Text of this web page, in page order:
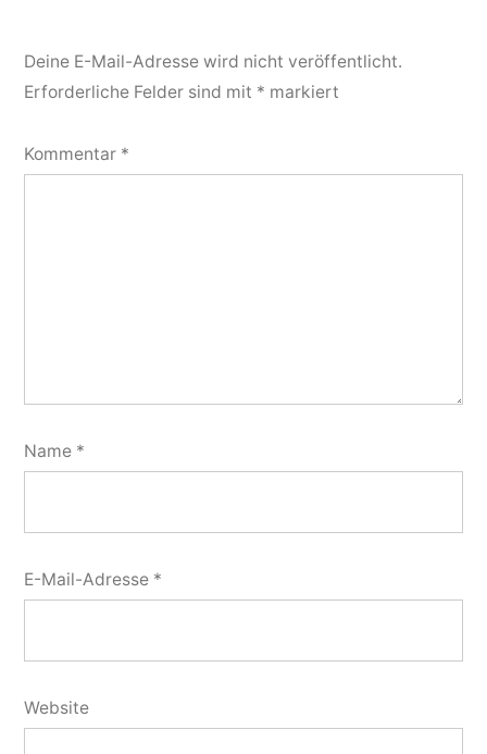
Deine E-Mail-Adresse wird nicht veröffentlicht.
Erforderliche Felder sind mit * markiert
Kommentar *
Name *
E-Mail-Adresse *
Website